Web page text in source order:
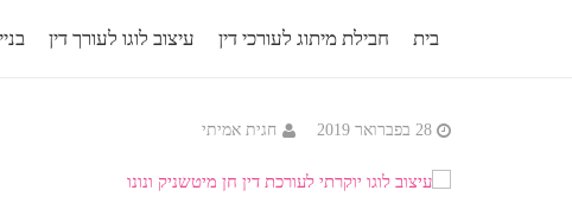
בית חבילת מיתוג לעורכי דין עיצוב לוגו לעורך דין
28 בפברואר 2019 חגית אמיתי